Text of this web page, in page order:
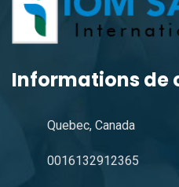
Informations de
Quebec, Canada
0016132912365